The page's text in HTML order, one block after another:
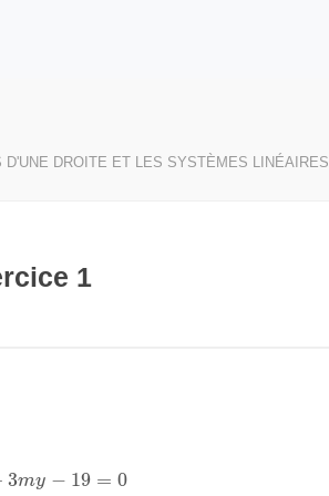
en vidéo.
D'UNE DROITE ET LES SYSTÈMES LINÉAIRES
1
3my − 19 = 0